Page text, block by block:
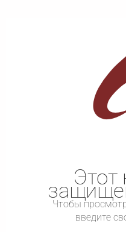
Этот
Чтобы
введите